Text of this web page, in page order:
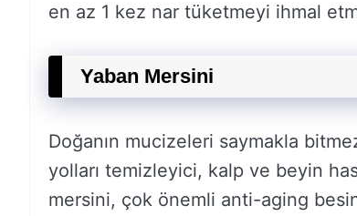
en az 1 kez nar tüketmeyi ihmal
Yaban Mersini
Doğanın mucizeleri saymakla
yolları temizleyici, kalp ve beyin
mersini, çok önemli anti-aging